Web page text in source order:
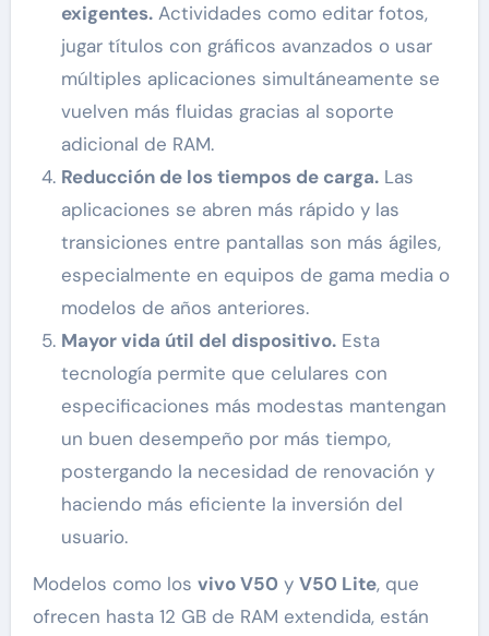
exigentes.Actividades como editar fotos,
jugar títulos con gráficos avanzados o usar
múltiples aplicaciones simultáneamente se
vuelven más fluidas gracias al soporte
adicional de RAM.
Reducción de los tiempos de carga.Las
aplicaciones se abren más rápido y las
transiciones entre pantallas son más ágiles,
especialmente en equipos de gama media o
modelos de años anteriores.
Mayor vida útil del dispositivo.Esta
tecnología permite que celulares con
especificaciones más modestas mantengan
un buen desempeño por más tiempo,
postergando la necesidad de renovación y
haciendo más eficiente la inversión del
usuario.
Modelos como los vivo V50 y V50 Lite, que
ofrecen hasta 12 GB de RAM extendida, están